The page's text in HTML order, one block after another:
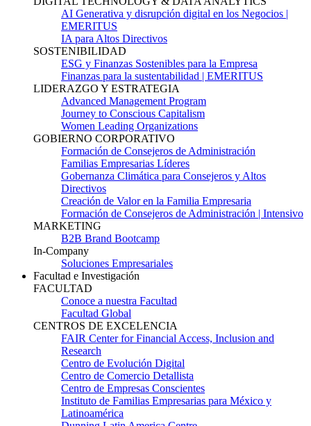
AI Generativa y disrupción digital en los Negocios |
EMERITUS
IA para Altos Directivos
SOSTENIBILIDAD
ESG y Finanzas Sostenibles para la Empresa
Finanzas para la sustentabilidad | EMERITUS
LIDERAZGO Y ESTRATEGIA
Advanced Management Program
Journey to Conscious Capitalism
Women Leading Organizations
GOBIERNO CORPORATIVO
Formación de Consejeros de Administración
Familias Empresarias Líderes
Gobernanza Climática para Consejeros y Altos
Directivos
Creación de Valor en la Familia Empresaria
Formación de Consejeros de Administración | Intensivo
MARKETING
B2B Brand Bootcamp
In-Company
Soluciones Empresariales
Facultad e Investigación
FACULTAD
Conoce a nuestra Facultad
Facultad Global
CENTROS DE EXCELENCIA
FAIR Center for Financial Access, Inclusion and
Research
Centro de Evolución Digital
Centro de Comercio Detallista
Centro de Empresas Conscientes
Instituto de Familias Empresarias para México y
Latinoamérica